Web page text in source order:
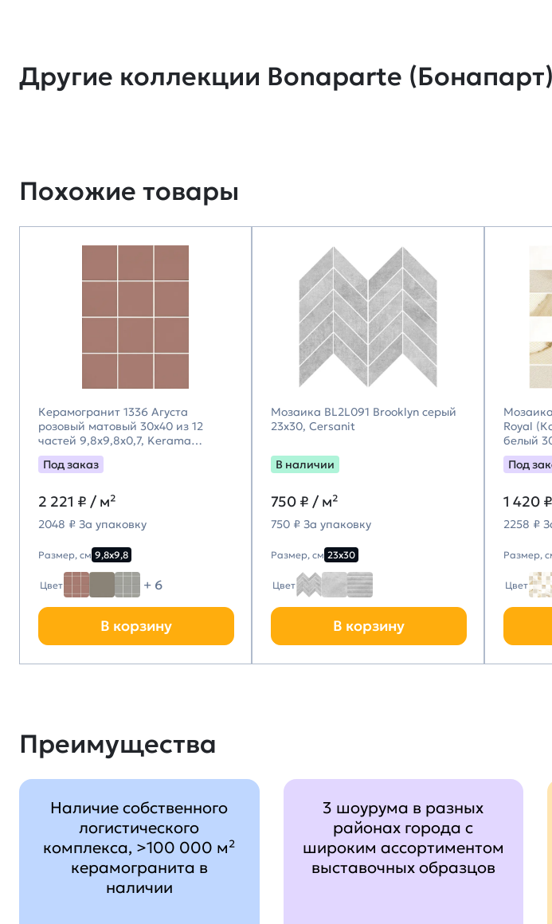
Другие коллекции Bonaparte (Бонапарт)
Похожие товары
Керамогранит 1336 Агуста
розовый матовый 30x40 из 12
частей 9,8x9,8x0,7, Kerama
Marazzi (Керама Марацци)
Под заказ
2 221 ₽ / м²
2048 ₽ За упаковку
Размер, см 9,8х9,8
Цвет + 6
В корзину
Мозаика BL2L091 Brooklyn серый
23х30, Cersanit
В наличии
750 ₽ / м²
750 ₽ За упаковку
Размер, см 23х30
Цвет
В корзину
Royal
белый
Под
1 420
2258 ₽
Размер,
Цвет
Преимущества
Наличие собственного
логистического
комплекса, >100 000 м²
керамогранита в
наличии
3 шоурума в разных
районах города с
широким ассортиментом
выставочных образцов